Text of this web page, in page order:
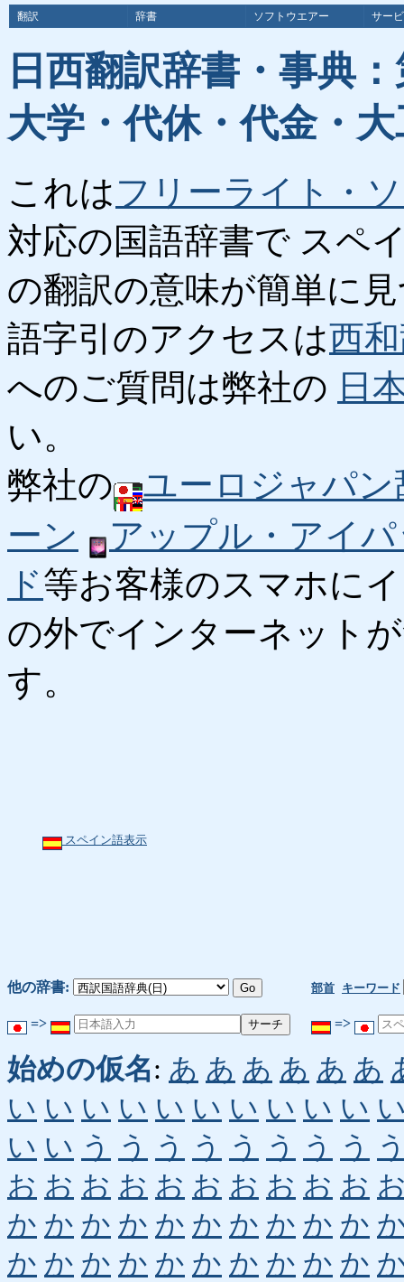
翻訳 辞書 ソフトウエアー サー
日西翻訳辞書・事典
大学・代休・代金・
これはフリーライト・
対応の国語辞書で スペ
の翻訳の意味が簡単に
語字引のアクセスは西
へのご質問は弊社の 日
い。
弊社の
ユーロジャパン
ーン
アップル・アイ
ド等お客様のスマホに
の外でインターネット
す。
スペイン語表示
他の辞書: 部首 キーワード
=> =>
始めの仮名: あ あ あ あ あ あ
い い い い い い い い い い
い い う う う う う う う う
お お お お お お お お お お
か か か か か か か か か か
か か か か か か か か か か